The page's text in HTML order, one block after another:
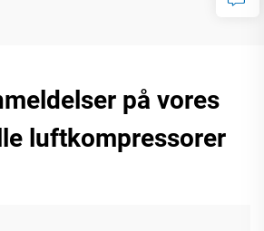
på vores
luftkompressorer